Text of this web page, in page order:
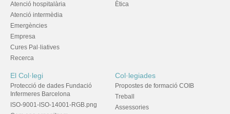
Atenció hospitalària
Atenció intermèdia
Emergències
Empresa
Cures Pal·liatives
Recerca
Ètica
El Col·legi
Protecció de dades Fundació
Infermeres Barcelona
ISO-9001-ISO-14001-RGB.png
Col·legiades
Propostes de formació COIB
Treball
Assessories